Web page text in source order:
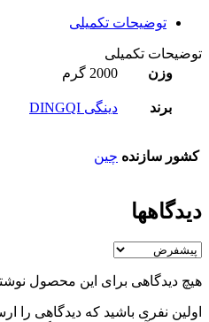
توضیحات تکمیلی
توضیحات تکمیلی
وزن
2000 گرم
برند دینگی DINGQI
کشور سازنده چین
دیدگاهها
هیچ دیدگاهی برای این محصول
اولین نفری باشید که دیدگاهی را